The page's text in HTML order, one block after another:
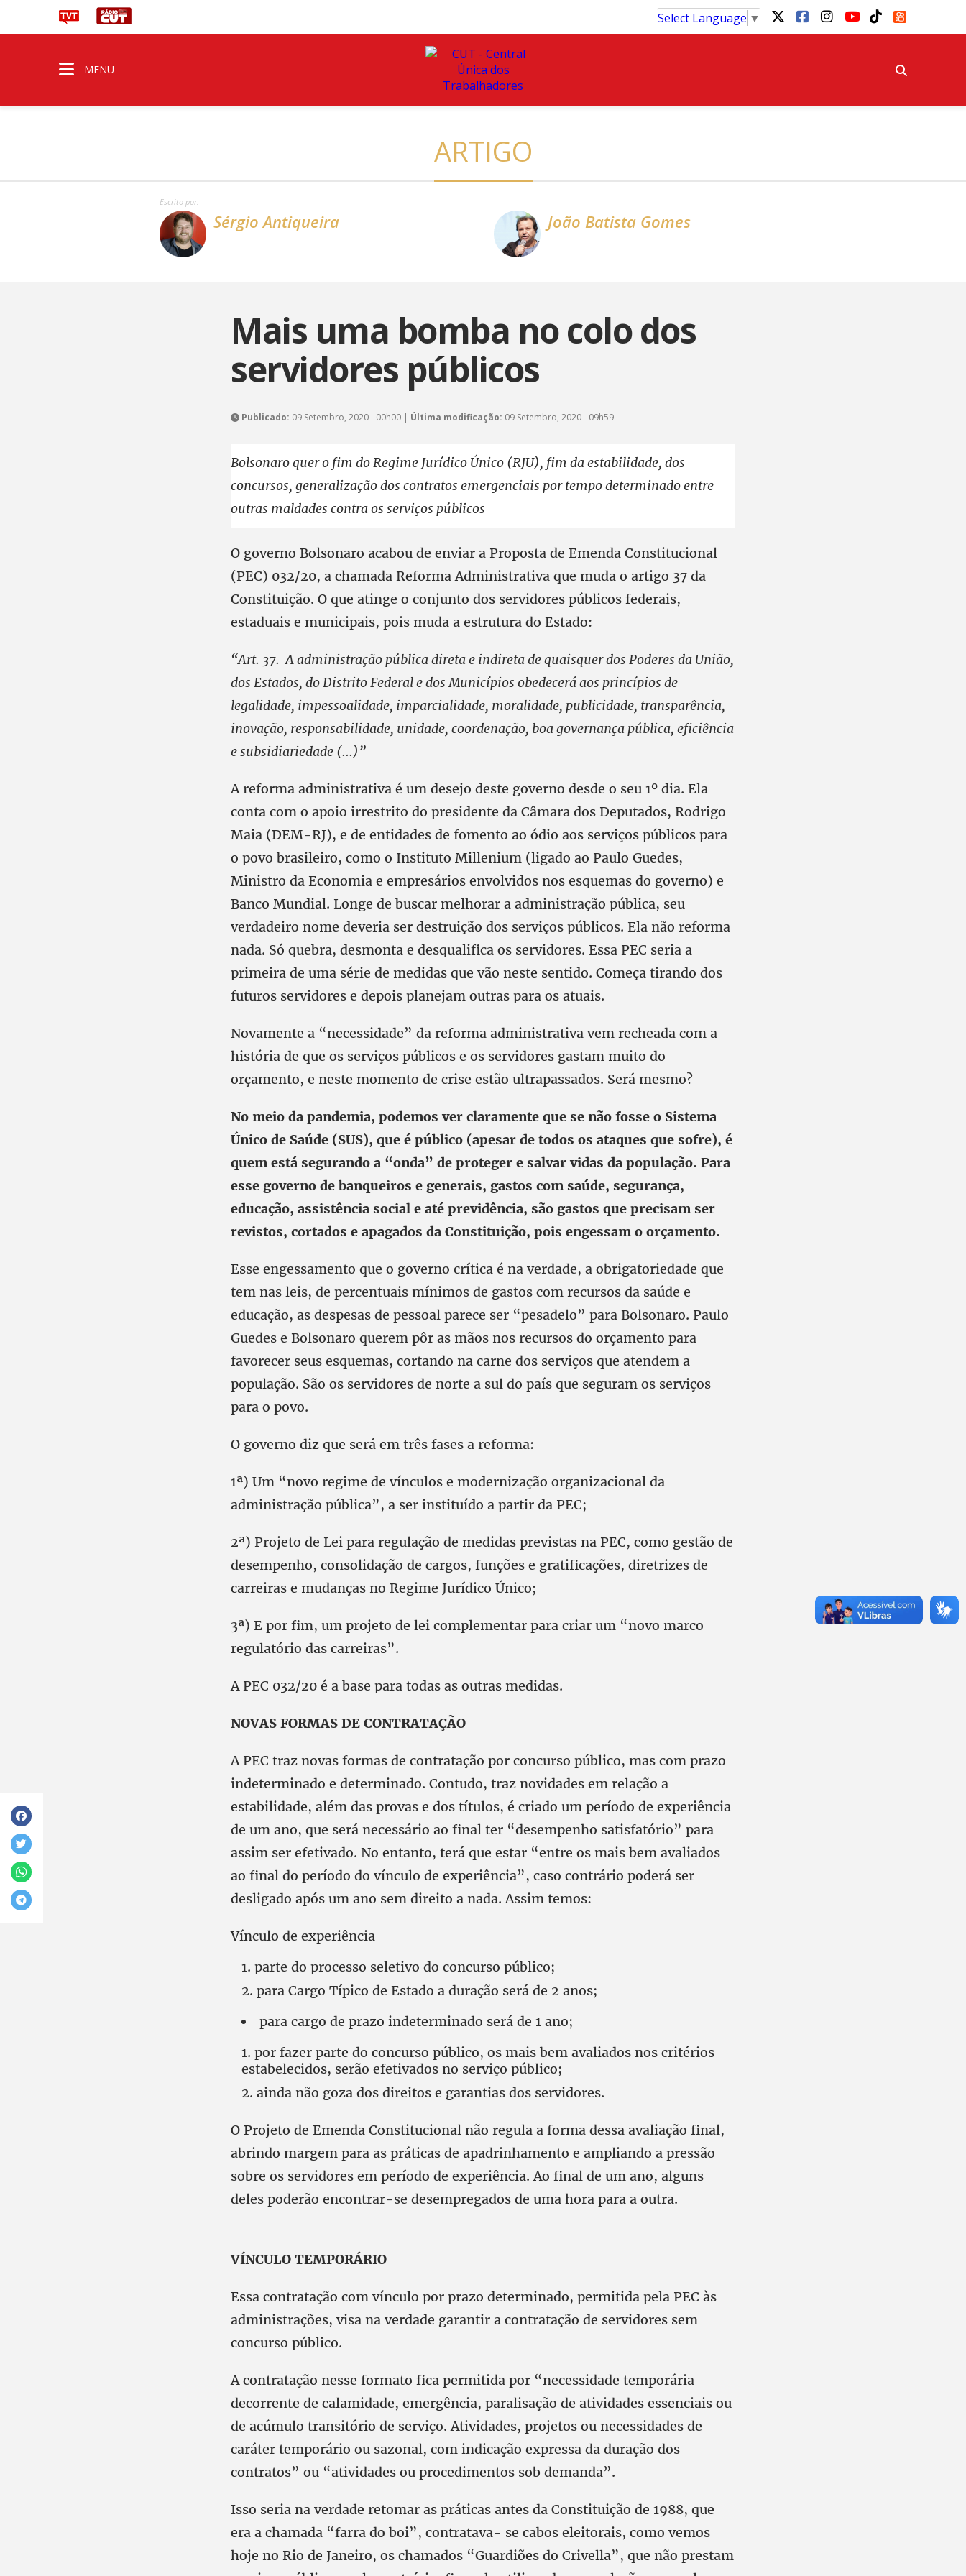
Select Language ▼
MENU
ARTIGO
Escrito por:
Sérgio Antiqueira João Batista Gomes
Mais uma bomba no colo dos
servidores públicos
Publicado: 09 Setembro, 2020 - 00h00 | Última modificação: 09 Setembro, 2020 - 09h59
Bolsonaro quer o fim do Regime Jurídico Único (RJU), fim da estabilidade, dos
concursos, generalização dos contratos emergenciais por tempo determinado entre
outras maldades contra os serviços públicos
O governo Bolsonaro acabou de enviar a Proposta de Emenda Constitucional
(PEC) 032/20, a chamada Reforma Administrativa que muda o artigo 37 da
Constituição. O que atinge o conjunto dos servidores públicos federais,
estaduais e municipais, pois muda a estrutura do Estado:
“Art. 37. A administração pública direta e indireta de quaisquer dos Poderes da União,
dos Estados, do Distrito Federal e dos Municípios obedecerá aos princípios de
legalidade, impessoalidade, imparcialidade, moralidade, publicidade, transparência,
inovação, responsabilidade, unidade, coordenação, boa governança pública, eficiência
e subsidiariedade (...)”
A reforma administrativa é um desejo deste governo desde o seu 1º dia. Ela
conta com o apoio irrestrito do presidente da Câmara dos Deputados, Rodrigo
Maia (DEM-RJ), e de entidades de fomento ao ódio aos serviços públicos para
o povo brasileiro, como o Instituto Millenium (ligado ao Paulo Guedes,
Ministro da Economia e empresários envolvidos nos esquemas do governo) e
Banco Mundial. Longe de buscar melhorar a administração pública, seu
verdadeiro nome deveria ser destruição dos serviços públicos. Ela não reforma
nada. Só quebra, desmonta e desqualifica os servidores. Essa PEC seria a
primeira de uma série de medidas que vão neste sentido. Começa tirando dos
futuros servidores e depois planejam outras para os atuais.
Novamente a “necessidade” da reforma administrativa vem recheada com a
história de que os serviços públicos e os servidores gastam muito do
orçamento, e neste momento de crise estão ultrapassados. Será mesmo?
No meio da pandemia, podemos ver claramente que se não fosse o Sistema
Único de Saúde (SUS), que é público (apesar de todos os ataques que sofre), é
quem está segurando a “onda” de proteger e salvar vidas da população. Para
esse governo de banqueiros e generais, gastos com saúde, segurança,
educação, assistência social e até previdência, são gastos que precisam ser
revistos, cortados e apagados da Constituição, pois engessam o orçamento.
Esse engessamento que o governo crítica é na verdade, a obrigatoriedade que
tem nas leis, de percentuais mínimos de gastos com recursos da saúde e
educação, as despesas de pessoal parece ser “pesadelo” para Bolsonaro. Paulo
Guedes e Bolsonaro querem pôr as mãos nos recursos do orçamento para
favorecer seus esquemas, cortando na carne dos serviços que atendem a
população. São os servidores de norte a sul do país que seguram os serviços
para o povo.
O governo diz que será em três fases a reforma:
1ª) Um “novo regime de vínculos e modernização organizacional da
administração pública”, a ser instituído a partir da PEC;
2ª) Projeto de Lei para regulação de medidas previstas na PEC, como gestão de
desempenho, consolidação de cargos, funções e gratificações, diretrizes de
carreiras e mudanças no Regime Jurídico Único;
3ª) E por fim, um projeto de lei complementar para criar um “novo marco
regulatório das carreiras”.
A PEC 032/20 é a base para todas as outras medidas.
NOVAS FORMAS DE CONTRATAÇÃO
A PEC traz novas formas de contratação por concurso público, mas com prazo
indeterminado e determinado. Contudo, traz novidades em relação a
estabilidade, além das provas e dos títulos, é criado um período de experiência
de um ano, que será necessário ao final ter “desempenho satisfatório” para
assim ser efetivado. No entanto, terá que estar “entre os mais bem avaliados
ao final do período do vínculo de experiência”, caso contrário poderá ser
desligado após um ano sem direito a nada. Assim temos:
Vínculo de experiência
parte do processo seletivo do concurso público;
para Cargo Típico de Estado a duração será de 2 anos;
para cargo de prazo indeterminado será de 1 ano;
por fazer parte do concurso público, os mais bem avaliados nos critérios
estabelecidos, serão efetivados no serviço público;
ainda não goza dos direitos e garantias dos servidores.
O Projeto de Emenda Constitucional não regula a forma dessa avaliação final,
abrindo margem para as práticas de apadrinhamento e ampliando a pressão
sobre os servidores em período de experiência. Ao final de um ano, alguns
deles poderão encontrar-se desempregados de uma hora para a outra.
VÍNCULO TEMPORÁRIO
Essa contratação com vínculo por prazo determinado, permitida pela PEC às
administrações, visa na verdade garantir a contratação de servidores sem
concurso público.
A contratação nesse formato fica permitida por “necessidade temporária
decorrente de calamidade, emergência, paralisação de atividades essenciais ou
de acúmulo transitório de serviço. Atividades, projetos ou necessidades de
caráter temporário ou sazonal, com indicação expressa da duração dos
contratos” ou “atividades ou procedimentos sob demanda”.
Isso seria na verdade retomar as práticas antes da Constituição de 1988, que
era a chamada “farra do boi”, contratava- se cabos eleitorais, como vemos
hoje no Rio de Janeiro, os chamados “Guardiões do Crivella”, que não prestam